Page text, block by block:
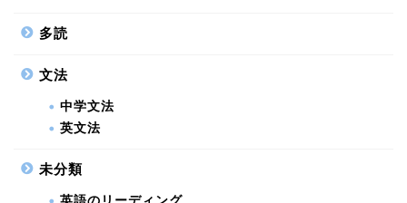
多読
文法
中学文法
英文法
未分類